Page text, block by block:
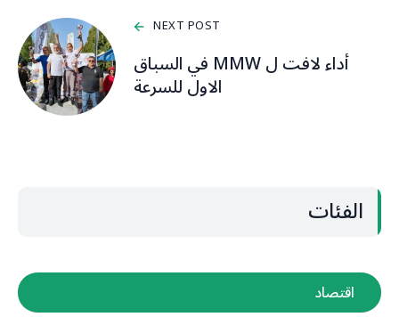
NEXT POST
أداء لافت ل MMW في السباق
الاول للسرعة
الفئات
اقتصاد